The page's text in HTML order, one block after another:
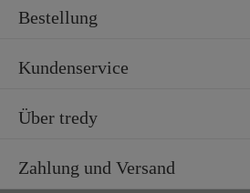
Bestellung
Kundenservice
Über tredy
Zahlung und Versand